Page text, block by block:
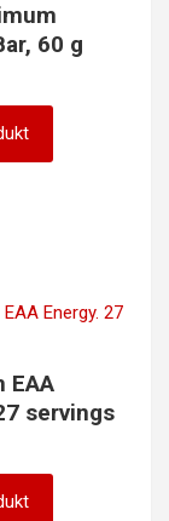
60 g
EAA
servings